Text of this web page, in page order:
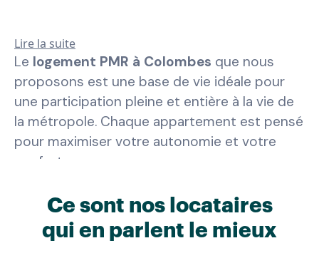
Lire la suite
Le logement PMR à Colombes que nous
proposons est une base de vie idéale pour
une participation pleine et entière à la vie de
la métropole. Chaque appartement est pensé
pour maximiser votre autonomie et votre
confort.
, lumineux et spacieux, offre une
circulation fluide et des volumes agréables
pour recevoir ou simplement vous détendre.
Ce sont nos locataires
qui en parlent le mieux